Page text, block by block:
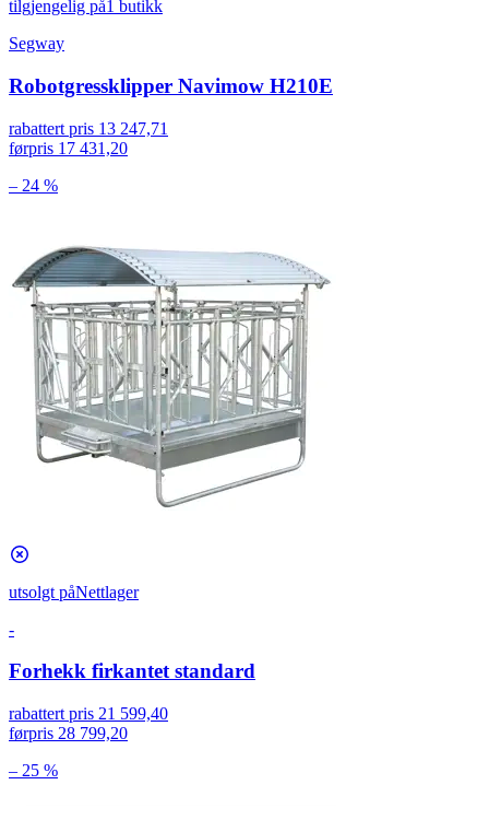
tilgjengelig på1 butikk
Segway
Robotgressklipper Navimow H210E
rabattert pris 13 247,71
førpris 17 431,20
– 24 %
utsolgt påNettlager
-
Forhekk firkantet standard
rabattert pris 21 599,40
førpris 28 799,20
– 25 %